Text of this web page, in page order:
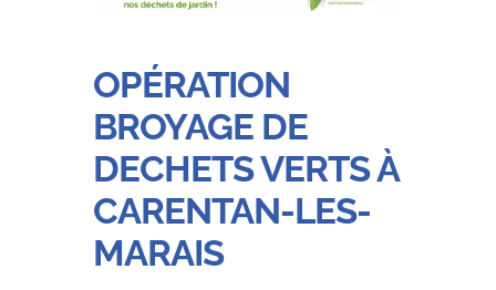
OPÉRATION
BROYAGE DE
DECHETS VERTS À
CARENTAN-LES-
MARAIS